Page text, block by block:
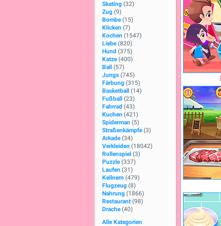
Skating (32)
Zug (9)
Bombe (15)
Klicken (7)
Kochen (1547)
Liebe (820)
Hund (375)
Katze (400)
Ball
(57)
Jungs (745)
Färbung (315)
Basketball
(14)
Fußball
(23)
Fahrrad (43)
Kuchen (421)
Spiderman (5)
Straßenkämpfe (3)
Arkade (34)
Verkleiden (18042)
Rollenspiel (3)
Puzzle (337)
Laufen (31)
Kellnern (479)
Flugzeug (8)
Nahrung (1866)
Restaurant (98)
Drache (40)
Alle Kategorien